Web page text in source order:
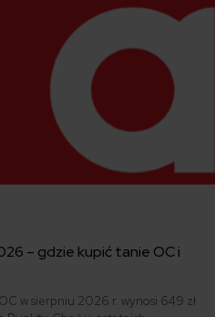
– gdzie kupić tanie OC i
w sierpniu 2026 r. wynosi 649 zł